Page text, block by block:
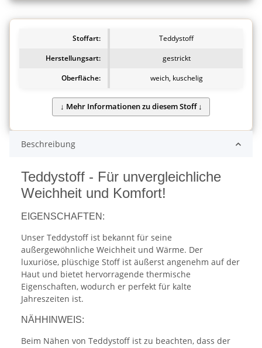
Stoffart:
Teddystoff
Herstellungsart:
gestrickt
Oberfläche:
weich, kuschelig
Beschreibung
Teddystoff - Für unvergleichliche
Weichheit und Komfort!
EIGENSCHAFTEN:
Unser Teddystoff ist bekannt für seine
außergewöhnliche Weichheit und Wärme. Der
luxuriöse, plüschige Stoff ist äußerst angenehm auf der
Haut und bietet hervorragende thermische
Eigenschaften, wodurch er perfekt für kalte
Jahreszeiten ist.
NÄHHINWEIS:
Beim Nähen von Teddystoff ist zu beachten, dass der